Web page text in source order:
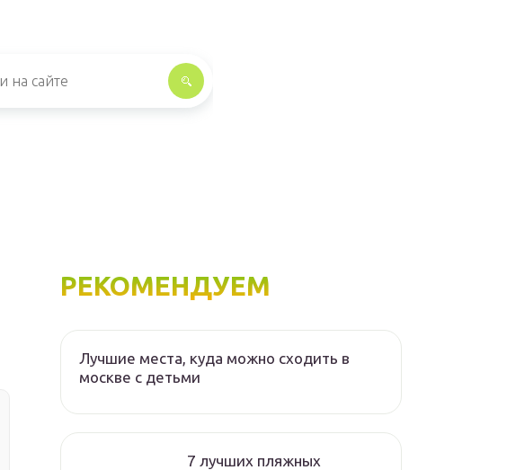
РЕКОМЕНДУЕМ
Лучшие места, куда можно сходить в
москве с детьми
7 лучших пляжных